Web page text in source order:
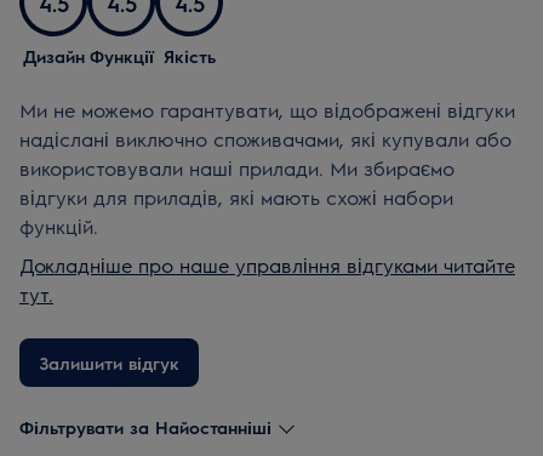
Дизайн Функції Якість
Ми не можемо гарантувати, що відображені відгуки
надіслані виключно споживачами, які купували або
використовували наші прилади. Ми збираємо
відгуки для приладів, які мають схожі набори
функцій.
Докладніше про наше управління відгуками читайте
тут.
Залишити відгук
Фільтрувати за Найостанніші